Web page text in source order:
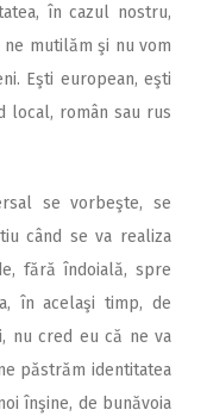
în cazul nostru,
mutilăm şi nu vom
Eşti european, eşti
local, român sau rus
se vorbeşte, se
când se va realiza
fără îndoială, spre
în acelaşi timp, de
nu cred eu că ne va
păstrăm identitatea
înşine, de bunăvoia